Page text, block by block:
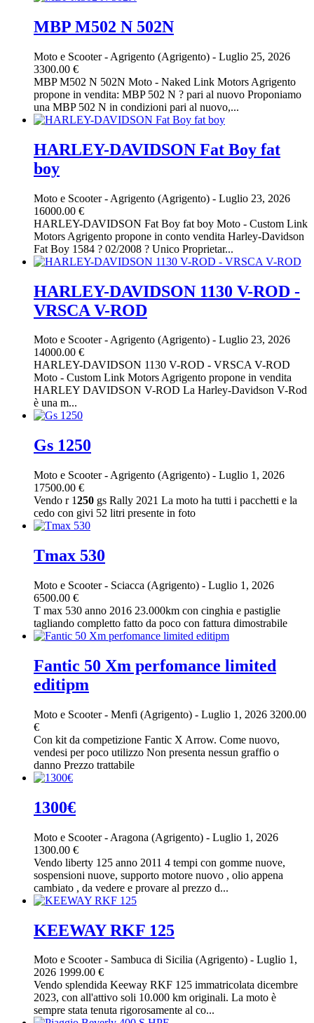
MBP M502 N 502N
Moto e Scooter- Agrigento (Agrigento) - Luglio 25, 2026
3300.00 €
MBP M502 N 502N Moto - Naked Link Motors Agrigento
propone in vendita: MBP 502 N ? pari al nuovo Proponiamo
una MBP 502 N in condizioni pari al nuovo,...
HARLEY-DAVIDSON Fat Boy fat
boy
Moto e Scooter- Agrigento (Agrigento) - Luglio 23, 2026
16000.00 €
HARLEY-DAVIDSON Fat Boy fat boy Moto - Custom Link
Motors Agrigento propone in conto vendita Harley-Davidson
Fat Boy 1584 ? 02/2008 ? Unico Proprietar...
HARLEY-DAVIDSON 1130 V-ROD -
VRSCA V-ROD
Moto e Scooter-Agrigento (Agrigento) - Luglio 23, 2026
14000.00 €
HARLEY-DAVIDSON 1130 V-ROD - VRSCA V-ROD
Moto - Custom Link Motors Agrigento propone in vendita
HARLEY DAVIDSON V-ROD La Harley-Davidson V-Rod
è una m...
Gs 1250
Moto e Scooter- Agrigento (Agrigento) - Luglio 1, 2026
17500.00 €
Vendo r 1250 gs Rally 2021 La moto ha tutti i pacchetti e la
cedo con givi 52 litri presente in foto
Tmax 530
Moto e Scooter- Sciacca (Agrigento) - Luglio 1, 2026
6500.00 €
T max 530 anno 2016 23.000km con cinghia e pastiglie
tagliando completto fatto da poco con fattura dimostrabile
Fantic 50 Xm perfomance limited
editipm
Moto e Scooter- Menfi (Agrigento) - Luglio 1, 2026 3200.00
€
Con kit da competizione Fantic X Arrow. Come nuovo,
vendesi per poco utilizzo Non presenta nessun graffio o
danno Prezzo trattabile
1300€
Moto e Scooter- Aragona (Agrigento) - Luglio 1, 2026
1300.00 €
Vendo liberty 125 anno 2011 4 tempi con gomme nuove,
sospensioni nuove, supporto motore nuovo , olio appena
cambiato , da vedere e provare al prezzo d...
KEEWAY RKF 125
Moto e Scooter- Sambuca di Sicilia (Agrigento) - Luglio 1,
2026 1999.00 €
Vendo splendida Keeway RKF 125 immatricolata dicembre
2023, con all'attivo soli 10.000 km originali. La moto è
sempre stata tenuta rigorosamente al co...